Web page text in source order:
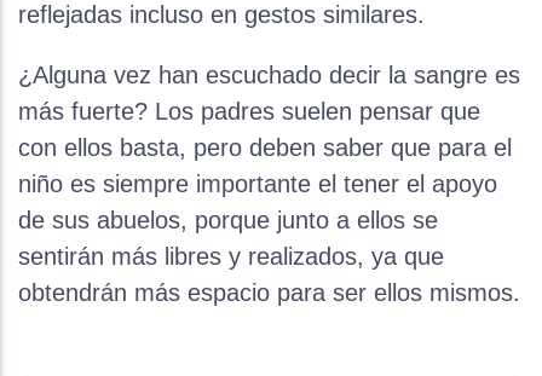
reflejadas incluso en gestos similares.
¿Alguna vez han escuchado decir la sangre es
más fuerte? Los padres suelen pensar que
con ellos basta, pero deben saber que para el
niño es siempre importante el tener el apoyo
de sus abuelos, porque junto a ellos se
sentirán más libres y realizados, ya que
obtendrán más espacio para ser ellos mismos.